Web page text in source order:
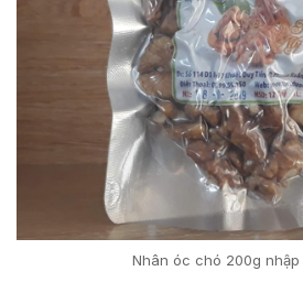
Nhân óc chó 200g nhập